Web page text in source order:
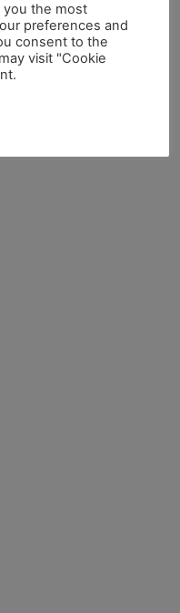
you the most
preferences and
consent to the
visit "Cookie